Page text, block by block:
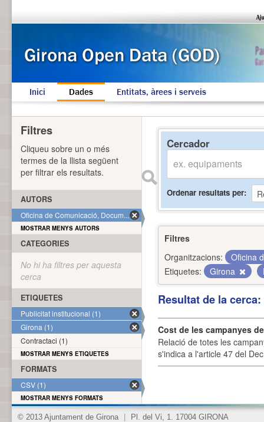
Inici Dades Entitats, àrees i serveis
Cercador
Ordenar resultats per
Filtres
Organitzacions:
Oficina
Etiquetes:
Girona
Resultat de la
Cost de les campanyes
Relació de totes les
s'indica a l'article 47 del
Filtres
Cliqueu sobre un o més
termes de la llista següent
per filtrar els resultats.
AUTORS
Oficina de Comunicació, Docum... (1)
MOSTRAR MENYS AUTORS
CATEGORIES
No hi ha filtres per aquesta
cerca
ETIQUETES
Publicitat institucional (1)
Girona (1)
Contractaci (1)
MOSTRAR MENYS ETIQUETES
FORMATS
CSV (1)
MOSTRAR MENYS FORMATS
© 2013 Ajuntament de Girona Pl. del Vi, 1. 17004 GIRONA